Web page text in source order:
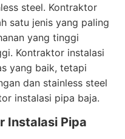
steel. Kontraktor
satu jenis yang paling
yang tinggi
Kontraktor instalasi
yang baik, tetapi
dan stainless steel
instalasi pipa baja.
Instalasi Pipa